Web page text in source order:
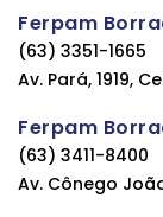
Ferpam
(63) 3351-1665
Av. Pará, 1919,
Ferpam
(63) 3411-8400
Av. Cônego